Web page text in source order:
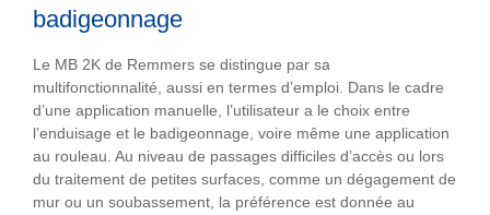
badigeonnage
Le MB 2K de Remmers se distingue par sa
multifonctionnalité, aussi en termes d’emploi. Dans le cadre
d’une application manuelle, l’utilisateur a le choix entre
l’enduisage et le badigeonnage, voire même une application
au rouleau. Au niveau de passages difficiles d’accès ou lors
du traitement de petites surfaces, comme un dégagement de
mur ou un soubassement, la préférence est donnée au